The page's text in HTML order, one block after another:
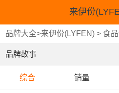
来伊份
品牌大全>来伊份(LYFEN) > 食
品牌故事
综合 销量